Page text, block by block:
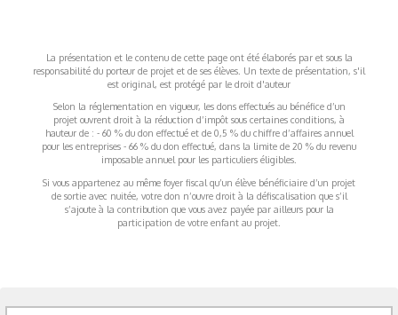
La présentation et le contenu de cette page ont été élaborés par et sous la
responsabilité du porteur de projet et de ses élèves. Un texte de présentation, s'il
est original, est protégé par le droit d'auteur
Selon la réglementation en vigueur, les dons effectués au bénéfice d’un
projet ouvrent droit à la réduction d’impôt sous certaines conditions, à
hauteur de : - 60 % du don effectué et de 0,5 % du chiffre d’affaires annuel
pour les entreprises - 66 % du don effectué, dans la limite de 20 % du revenu
imposable annuel pour les particuliers éligibles.
Si vous appartenez au même foyer fiscal qu’un élève bénéficiaire d’un projet
de sortie avec nuitée, votre don n’ouvre droit à la défiscalisation que s’il
s’ajoute à la contribution que vous avez payée par ailleurs pour la
participation de votre enfant au projet.